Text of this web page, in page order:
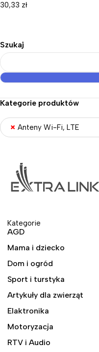
30,33 zł
Szukaj
Kategorie produktów
× Anteny Wi-Fi, LTE
Kategorie
AGD
Mama i dziecko
Dom i ogród
Sport i turstyka
Artykuły dla zwierząt
Elaktronika
Motoryzacja
RTV i Audio